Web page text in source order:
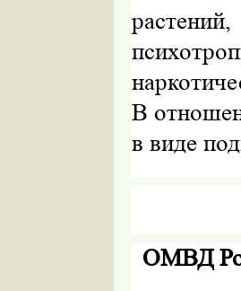
В
в виде
ОМВД